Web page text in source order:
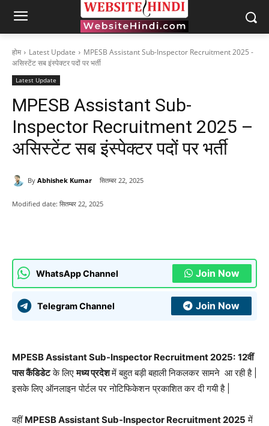
होम Latest Update
MPESB Assistant Sub-Inspector Recruitment 2025 -
असिस्टेंट सब इंस्पेक्टर पदों पर भर्ती
Latest Update
MPESB Assistant Sub-
Inspector Recruitment 2025 –
असिस्टेंट सब इंस्पेक्टर पदों पर भर्ती
By Abhishek Kumar सितम्बर 22, 2025
Modified date: सितम्बर 22, 2025
WhatsApp Channel Join Now
Telegram Channel Join Now
MPESB Assistant Sub-Inspector Recruitment 2025: 12वीं
पास कैंडिडेटके लिएमध्य प्रदेशमें बहुत बड़ी बहाली निकलकर सामने आ रही है |
इसके लिए ऑनलाइन पोर्टल पर नोटिफिकेशन प्रकाशित कर दी गयी है |
वहींMPESB Assistant Sub-Inspector Recruitment 2025 में